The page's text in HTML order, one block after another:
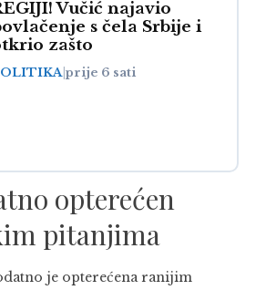
Vučić najavio
s čela Srbije i
zašto
prije 6 sati
opterećen
pitanjima
je opterećena ranijim